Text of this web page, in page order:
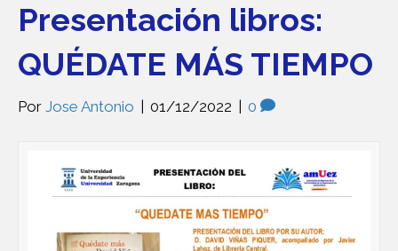
Presentación libros:
QUÉDATE MÁS TIEMPO
Por Jose Antonio 01/12/2022 0